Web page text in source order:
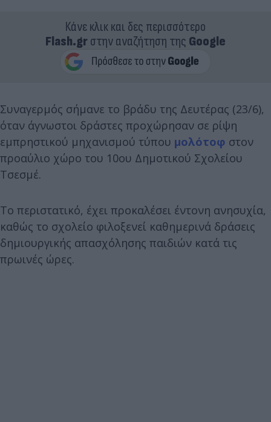
Κάνε κλικ και δες περισσότερο
Flash.grστην αναζήτηση της Google
Συναγερμός σήμανε το βράδυ της Δευτέρας (23/6),
όταν άγνωστοι δράστες προχώρησαν σε ρίψη
εμπρηστικού μηχανισμού τύπου μολότοφ στον
προαύλιο χώρο του 10ου Δημοτικού Σχολείου
Τσεσμέ.
Το περιστατικό, έχει προκαλέσει έντονη ανησυχία,
καθώς το σχολείο φιλοξενεί καθημερινά δράσεις
δημιουργικής απασχόλησης παιδιών κατά τις
πρωινές ώρες.